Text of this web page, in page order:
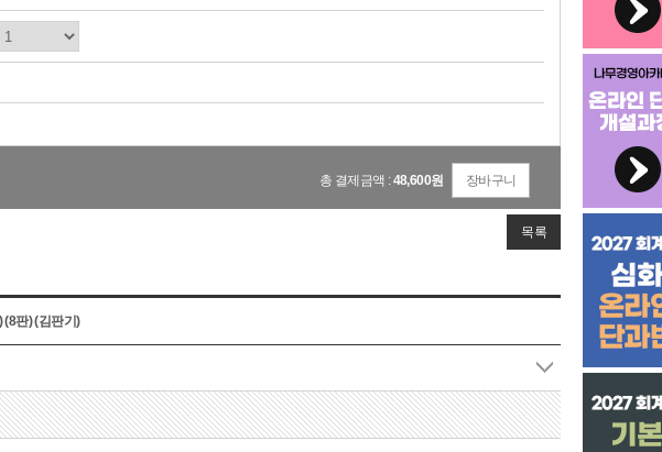
총 결제금액 :48,600원 장바구니
목록
(8판) (김판기)